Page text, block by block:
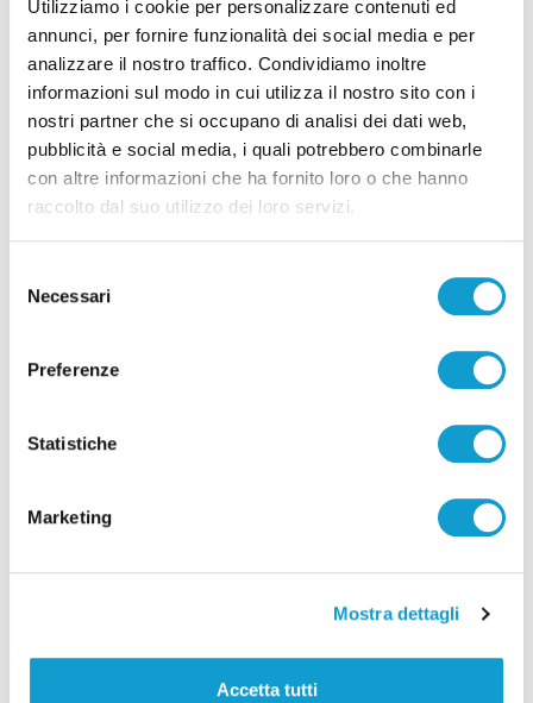
Utilizziamo i cookie per personalizzare contenuti ed
annunci, per fornire funzionalità dei social media e per
analizzare il nostro traffico. Condividiamo inoltre
informazioni sul modo in cui utilizza il nostro sito con i
nostri partner che si occupano di analisi dei dati web,
pubblicità e social media, i quali potrebbero combinarle
con altre informazioni che ha fornito loro o che hanno
raccolto dal suo utilizzo dei loro servizi.
delNecessari
Preferenze
Statistiche
Marketing
Mostra dettagli
Accetta tutti
Pubblicità